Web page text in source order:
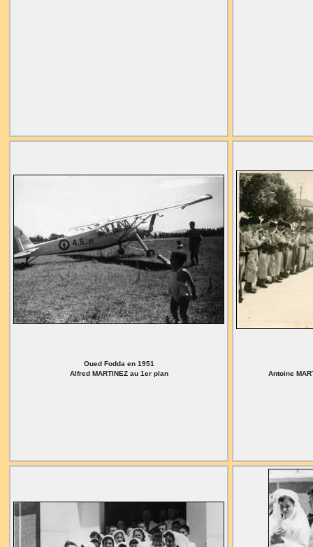
Oued Fodda en 1951
Alfred MARTINEZ au 1er plan
Antoine